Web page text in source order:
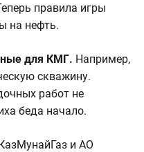
правила игры
на нефть.
для КМГ. Например,
скважину.
работ не
беда начало.
и АО